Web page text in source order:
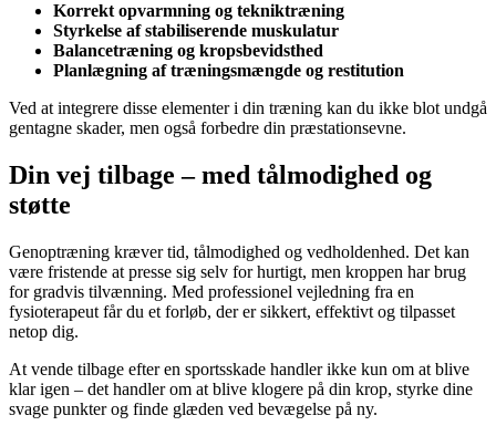
Korrekt opvarmning og tekniktræning
Styrkelse af stabiliserende muskulatur
Balancetræning og kropsbevidsthed
Planlægning af træningsmængde og restitution
Ved at integrere disse elementer i din træning kan du ikke blot undgå
gentagne skader, men også forbedre din præstationsevne.
Din vej tilbage – med tålmodighed og
støtte
Genoptræning kræver tid, tålmodighed og vedholdenhed. Det kan
være fristende at presse sig selv for hurtigt, men kroppen har brug
for gradvis tilvænning. Med professionel vejledning fra en
fysioterapeut får du et forløb, der er sikkert, effektivt og tilpasset
netop dig.
At vende tilbage efter en sportsskade handler ikke kun om at blive
klar igen – det handler om at blive klogere på din krop, styrke dine
svage punkter og finde glæden ved bevægelse på ny.